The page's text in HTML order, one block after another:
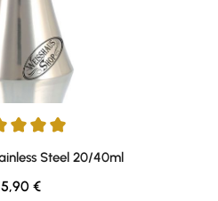
von 5 von 5 Sternen
Steel 20/40ml
Preis:
€